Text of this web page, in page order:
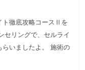
ト徹底攻略コースⅡを
セリングで、セルライ
らいましたよ。 施術の